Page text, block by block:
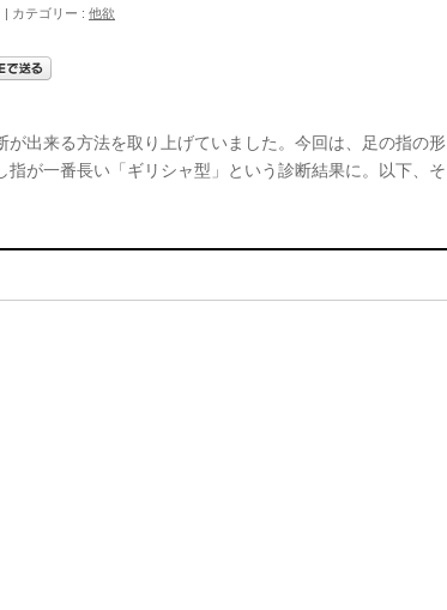
カテゴリー : 他欲
出来る方法を取り上げていました。今回は、足の指の形
が一番長い「ギリシャ型」という診断結果に。以下、そ